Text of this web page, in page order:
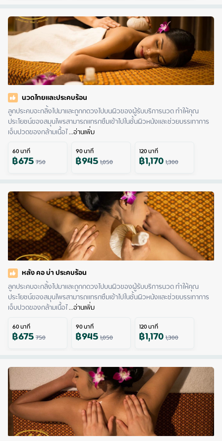
นวดไทยและประคบร้อน
ลูกประคบจะกลิ้งไปมาและถูกกดวงไปบนผิวของผู้รับบริการนวด ทำให้คุณ
ประโยชน์ของสมุนไพรสามารถแทรกซึมเข้าไปในชั้นผิวหนังและช่วยบรรเทาการ
เจ็บปวดของกล้ามเนื้อไ ...อ่านเพิ่ม
60นาที
฿675750
90นาที
฿9451,050
120นาที
฿1,1701,300
หลัง คอ บ่า ประคบร้อน
ลูกประคบจะกลิ้งไปมาและถูกกดวงไปบนผิวของผู้รับบริการนวด ทำให้คุณ
ประโยชน์ของสมุนไพรสามารถแทรกซึมเข้าไปในชั้นผิวหนังและช่วยบรรเทาการ
เจ็บปวดของกล้ามเนื้อไ ...อ่านเพิ่ม
60นาที
฿675750
90นาที
฿9451,050
120นาที
฿1,1701,300